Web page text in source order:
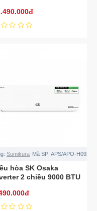
OSAKA
Sumikura Mã SP: APS/APO-H092/
hòa SK Osaka
2 chiều 9000 BTU